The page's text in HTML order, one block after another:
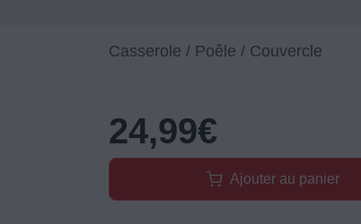
Casserole / Poêle / Couvercle
24,99€
Ajouter au panier